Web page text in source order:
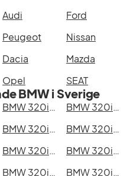
Audi
Ford
Peugeot
Nissan
Dacia
Mazda
Opel SEAT
BMW i Sverige
BMW 320i xDrive Touring i Helsingborg
BMW 320i xDrive Touring i Jönköping
BMW 320i xDrive Touring i Norrköping
BMW 320i xDrive Touring i Linköping
BMW 320i xDrive Touring i Halmstad
BMW 320i xDrive Touring i Växjö
BMW 320i xDrive Touring i Karlskrona
BMW 320i xDrive Touring i Karlstad